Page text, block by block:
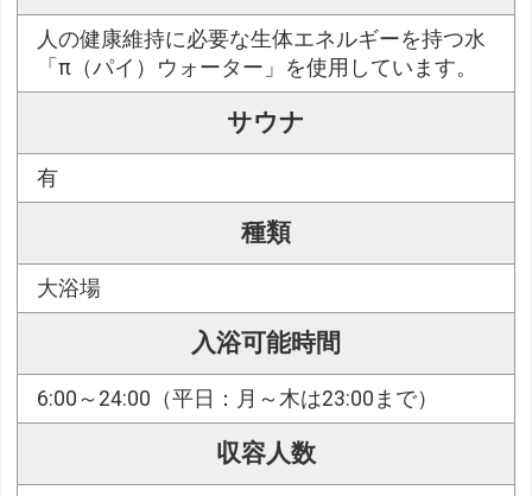
人の健康維持に必要な生体エネルギーを持つ水
「π（パイ）ウォーター」を使用しています。
サウナ
有
種類
大浴場
入浴可能時間
6:00～24:00（平日：月～木は23:00まで）
収容人数